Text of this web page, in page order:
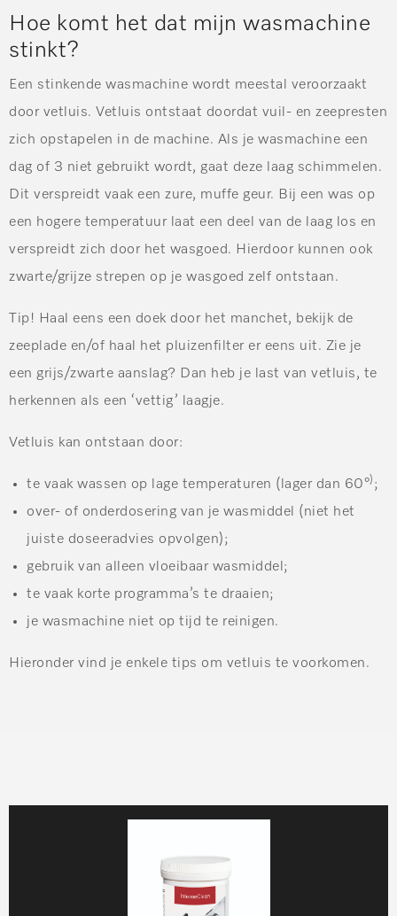
Hoe komt het dat mijn wasmachine
stinkt?
Een stinkende wasmachine wordt meestal veroorzaakt
door vetluis. Vetluis ontstaat doordat vuil- en zeepresten
zich opstapelen in de machine. Als je wasmachine een
dag of 3 niet gebruikt wordt, gaat deze laag schimmelen.
Dit verspreidt vaak een zure, muffe geur. Bij een was op
een hogere temperatuur laat een deel van de laag los en
verspreidt zich door het wasgoed. Hierdoor kunnen ook
zwarte/grijze strepen op je wasgoed zelf ontstaan.
Tip! Haal eens een doek door het manchet, bekijk de
zeeplade en/of haal het pluizenfilter er eens uit. Zie je
een grijs/zwarte aanslag? Dan heb je last van vetluis, te
herkennen als een ‘vettig’ laagje.
Vetluis kan ontstaan door:
te vaak wassen op lage temperaturen (lager dan 60°) ;
over- of onderdosering van je wasmiddel (niet het
juiste doseeradvies opvolgen);
gebruik van alleen vloeibaar wasmiddel;
te vaak korte programma’s te draaien;
je wasmachine niet op tijd te reinigen.
Hieronder vind je enkele tips om vetluis te voorkomen.